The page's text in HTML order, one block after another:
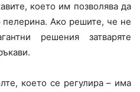
което им позволява да
пелерина. Ако решите, че не
решения затваряте
което се регулира – има